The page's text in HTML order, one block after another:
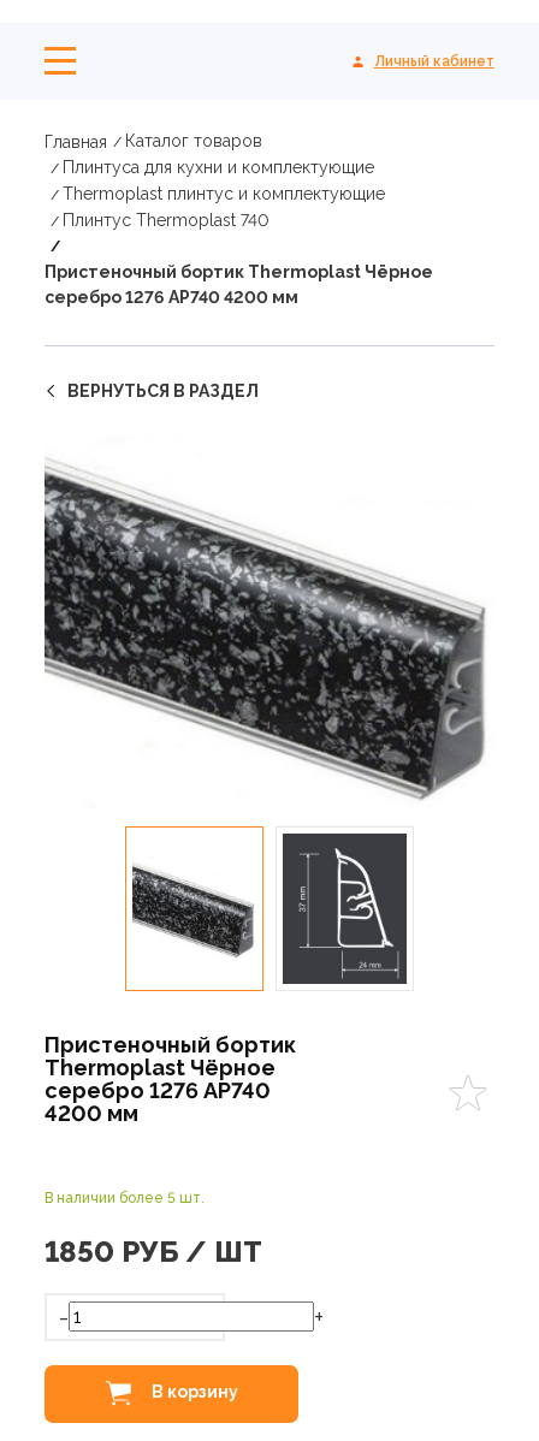
Личный кабинет
Главная
Каталог товаров
Плинтуса для кухни и комплектующие
Thermoplast плинтус и комплектующие
Плинтус Thermoplast 740
Пристеночный бортик Thermoplast Чёрное
серебро 1276 AP740 4200 мм
ВЕРНУТЬСЯ В РАЗДЕЛ
Пристеночный бортик
Thermoplast Чёрное
серебро 1276 AP740
4200 мм
В наличии более 5 шт.
1850 РУБ / ШТ
- +
В корзину